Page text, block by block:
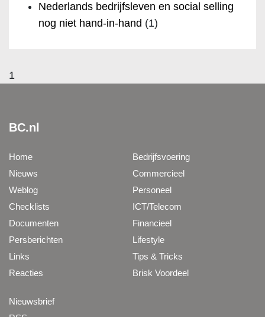
Nederlands bedrijfsleven en social selling
nog niet hand-in-hand (1)
1
BC.nl
Home
Nieuws
Weblog
Checklists
Documenten
Persberichten
Links
Reacties
Bedrijfsvoering
Commercieel
Personeel
ICT/Telecom
Financieel
Lifestyle
Tips & Tricks
Brisk Voordeel
Nieuwsbrief